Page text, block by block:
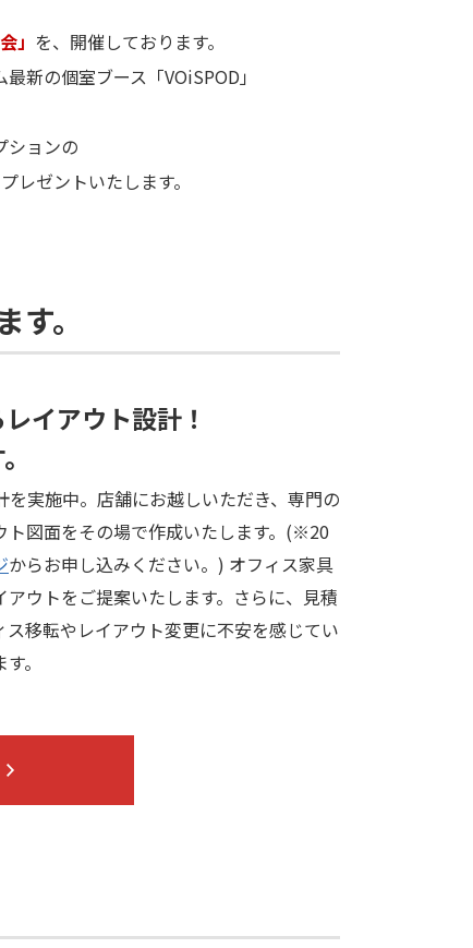
」 を、開催しております。
新の個室ブース「VOiSPOD」
ションの
レゼントいたします。
。
イアウト設計！
実施中。店舗にお越しいただき、専門の
ト図面をその場で作成いたします。(※20
からお申し込みください。) オフィス家具
ウトをご提案いたします。さらに、見積
移転やレイアウト変更に不安を感じてい
。